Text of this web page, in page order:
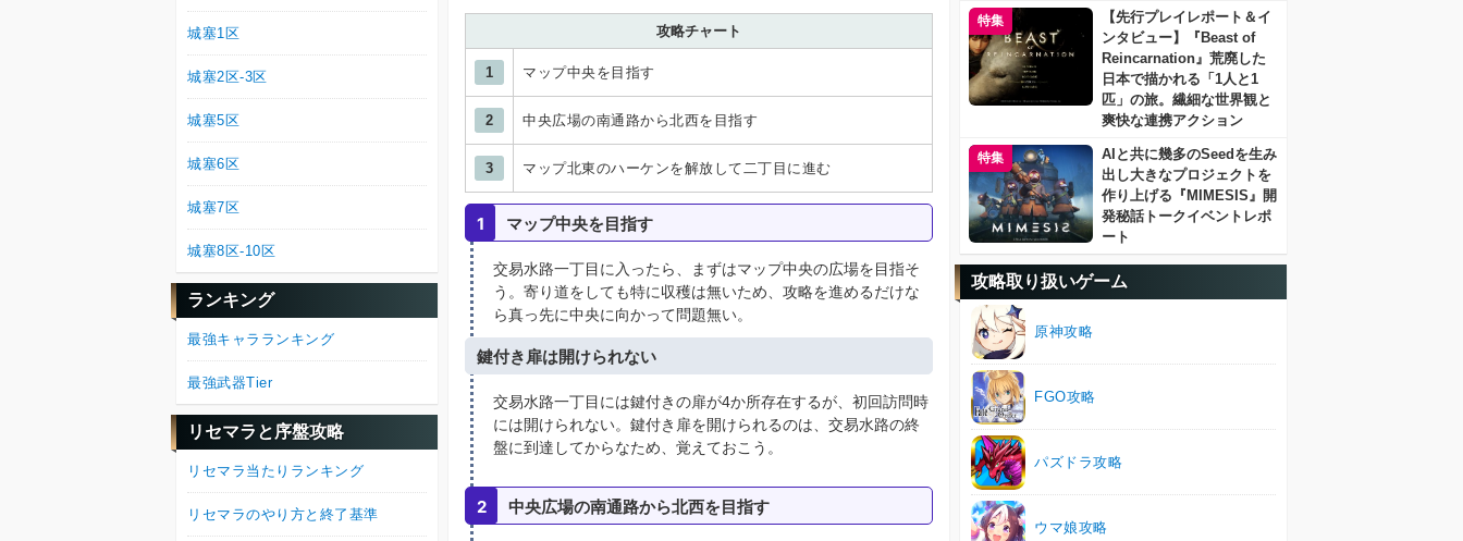
攻略チャート
1 マップ中央を目指す
2 中央広場の南通路から北西を目指す
3 マップ北東のハーケンを解放して二丁目に進む
1 マップ中央を目指す
交易水路一丁目に入ったら、まずはマップ中央の広場を目指そ
う。寄り道をしても特に収穫は無いため、攻略を進めるだけな
ら真っ先に中央に向かって問題無い。
鍵付き扉は開けられない
交易水路一丁目には鍵付きの扉が4か所存在するが、初回訪問時
には開けられない。鍵付き扉を開けられるのは、交易水路の終
盤に到達してからなため、覚えておこう。
2 中央広場の南通路から北西を目指す
特集
【先行プレイレポート＆イ
ンタビュー】『Beast of
Reincarnation』荒廃した
日本で描かれる「1人と1
匹」の旅。繊細な世界観と
爽快な連携アクション
特集
AIと共に幾多のSeedを生み
出し大きなプロジェクトを
作り上げる『MIMESIS』開
発秘話トークイベントレポ
ート
攻略取り扱いゲーム
原神攻略
FGO攻略
パズドラ攻略
ウマ娘攻略
城塞1区
城塞2区-3区
城塞5区
城塞6区
城塞7区
城塞8区-10区
ランキング
最強キャラランキング
最強武器Tier
リセマラと序盤攻略
リセマラ当たりランキング
リセマラのやり方と終了基準